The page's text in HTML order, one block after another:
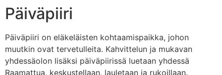
Päiväpiiri
Päiväpiiri on eläkeläisten kohtaamispaikka, johon
muutkin ovat tervetulleita. Kahvittelun ja mukavan
yhdessäolon lisäksi päiväpiirissä luetaan yhdessä
Raamattua, keskustellaan, lauletaan ja rukoillaan.